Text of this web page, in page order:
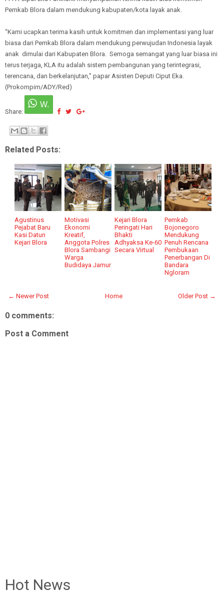
Pemkab Blora dalam mendukung kabupaten/kota layak anak.
“Kami ucapkan terima kasih untuk komitmen dan implementasi yang luar
biasa dari Pemkab Blora dalam mendukung perwujudan Indonesia layak
anak dimulai dari Kabupaten Blora. Semoga semangat yang luar biasa ini
terus terjaga, KLA itu adalah sistem pembangunan yang terintegrasi,
terencana, dan berkelanjutan,” papar Asisten Deputi Ciput Eka.
(Prokompim/ADY/Red)
Share:
Related Posts:
Agustinus
Pejabat Baru
Kasi Datun
Kejari Blora
Motivasi
Ekonomi
Kreatif,
Anggota Polres
Blora Sambangi
Warga
Budidaya Jamur
Kejari Blora
Peringati Hari
Bhakti
Adhyaksa Ke-60
Secara Virtual
Pemkab
Bojonegoro
Mendukung
Penuh Rencana
Pembukaan
Penerbangan Di
Bandara
Ngloram
← Newer Post Older Post →
Home
0 comments:
Post a Comment
Hot News